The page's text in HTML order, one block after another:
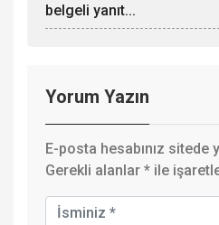
belgeli yanıt...
Yorum Yazın
E-posta hesabınız sitede
Gerekli alanlar * ile